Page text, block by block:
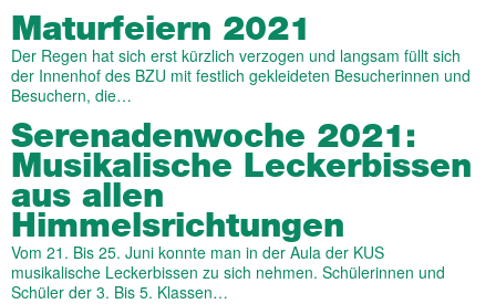
Maturfeiern 2021
Der Regen hat sich erst kürzlich verzogen und langsam füllt sich
der Innenhof des BZU mit festlich gekleideten Besucherinnen und
Besuchern, die…
Serenadenwoche 2021:
Musikalische Leckerbissen
aus allen
Himmelsrichtungen
Vom 21. Bis 25. Juni konnte man in der Aula der KUS
musikalische Leckerbissen zu sich nehmen. Schülerinnen und
Schüler der 3. Bis 5. Klassen…